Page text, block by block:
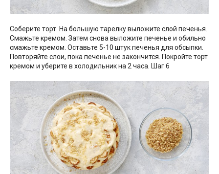
Соберите торт. На большую тарелку выложите слой печенья.
Смажьте кремом. Затем снова выложите печенье и обильно
смажьте кремом. Оставьте 5-10 штук печенья для обсыпки.
Повторяйте слои, пока печенье не закончится. Покройте торт
кремом и уберите в холодильник на 2 часа. Шаг 6